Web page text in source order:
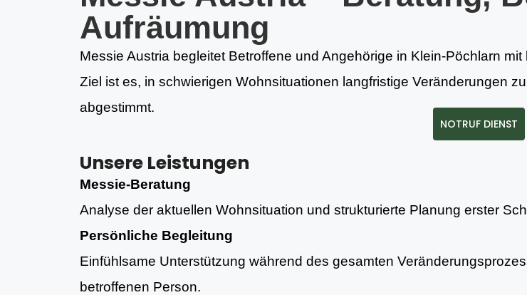
Aufräumung
Messie Austria begleitet Betroffene und Angehörige in Klein-Pöchlarn
Ziel ist es, in schwierigen Wohnsituationen langfristige Veränderungen
abgestimmt.
NOTRUF DIENST
Unsere Leistungen
Messie-Beratung
Analyse der aktuellen Wohnsituation und strukturierte Planung erster
Persönliche Begleitung
Einfühlsame Unterstützung während des gesamten
betroffenen Person.